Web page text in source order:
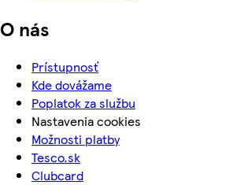
O nás
Prístupnosť
Kde dovážame
Poplatok za službu
Nastavenia cookies
Možnosti platby
Tesco.sk
Clubcard